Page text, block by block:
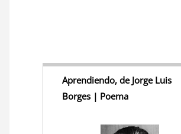
Aprendiendo, de Jorge Luis
Borges | Poema